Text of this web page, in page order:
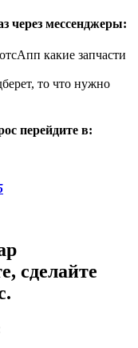
через мессенджеры:
какие запчасти
то что нужно
перейдите в:
сделайте